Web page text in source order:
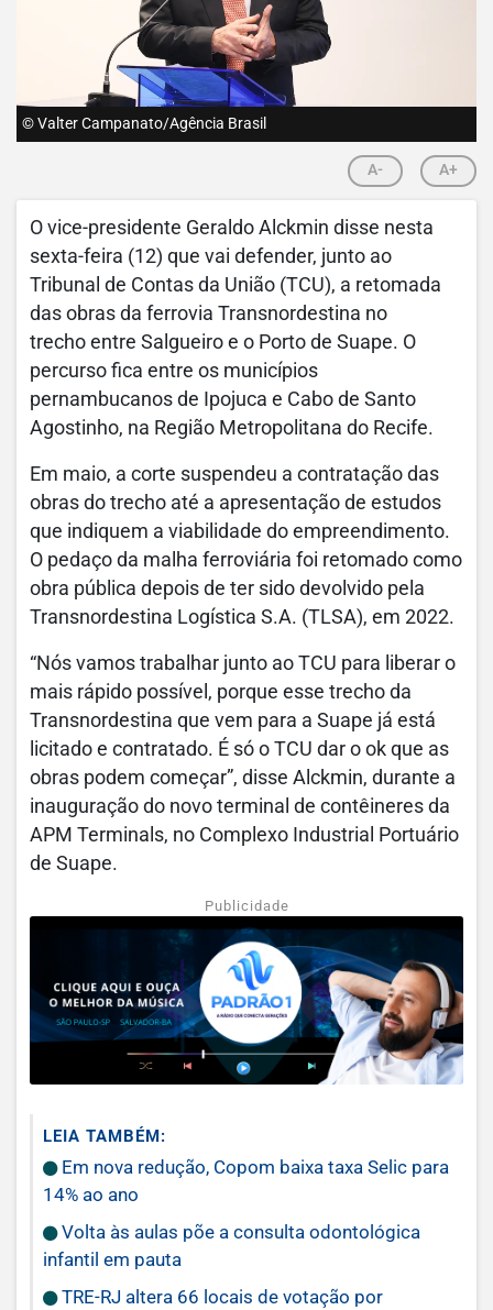
© Valter Campanato/Agência Brasil
A- A+
O vice-presidente Geraldo Alckmin disse nesta
sexta-feira (12) que vai defender, junto ao
Tribunal de Contas da União (TCU), a retomada
das obras da ferrovia Transnordestina no
trecho entre Salgueiro e o Porto de Suape. O
percurso fica entre os municípios
pernambucanos de Ipojuca e Cabo de Santo
Agostinho, na Região Metropolitana do Recife.
Em maio, a corte suspendeu a contratação das
obras do trecho até a apresentação de estudos
que indiquem a viabilidade do empreendimento.
O pedaço da malha ferroviária foi retomado como
obra pública depois de ter sido devolvido pela
Transnordestina Logística S.A. (TLSA), em 2022.
“Nós vamos trabalhar junto ao TCU para liberar o
mais rápido possível, porque esse trecho da
Transnordestina que vem para a Suape já está
licitado e contratado. É só o TCU dar o ok que as
obras podem começar”, disse Alckmin, durante a
inauguração do novo terminal de contêineres da
APM Terminals, no Complexo Industrial Portuário
de Suape.
Publicidade
LEIA TAMBÉM:
Em nova redução, Copom baixa taxa Selic para
14% ao ano
Volta às aulas põe a consulta odontológica
infantil em pauta
TRE-RJ altera 66 locais de votação por